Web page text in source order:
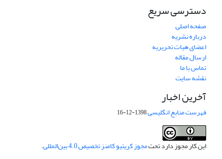
دسترسی سریع
صفحه اصلی
درباره نشریه
اعضای هیات تحریریه
ارسال مقاله
تماس با ما
نقشه سایت
آخرین اخبار
فهرست منابع انگلیسی1398-12-16
این کار مجوز دارد تحتمجوز کریتیو کامنز تخصیص 4.0 بین‌المللی .